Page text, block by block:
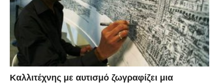
Καλλιτέχνης με αυτισμό ζωγραφίζει μια